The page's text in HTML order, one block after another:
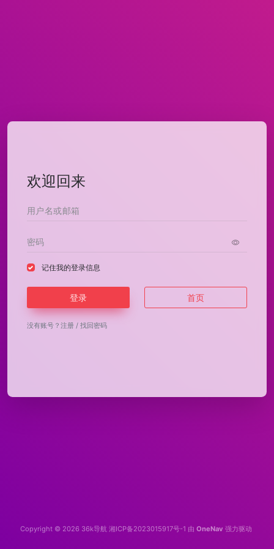
欢迎回来
记住我的登录信息
登录 首页
没有账号？ 注册 / 找回密码
Copyright © 2026 36k导航 湘ICP备2023015917号-1 由 OneNav 强力驱动